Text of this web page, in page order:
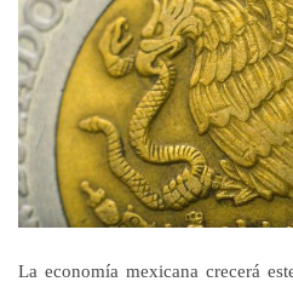
La economía mexicana crecerá